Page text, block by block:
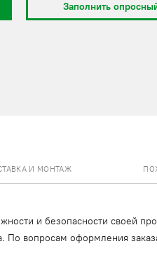
Заполнить
И МОНТАЖ
и безопасности своей
По вопросам оформления